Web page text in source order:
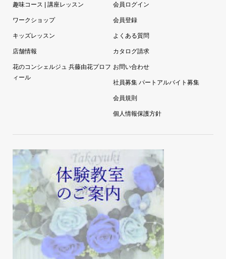
趣味コース | 講座レッスン
ワークショップ
キッズレッスン
店舗情報
花のコンシェルジュ 兵藤由花プロフ
ィール
会員ログイン
会員登録
よくある質問
カタログ請求
お問い合わせ
社員募集 パートアルバイト募集
会員規則
個人情報保護方針